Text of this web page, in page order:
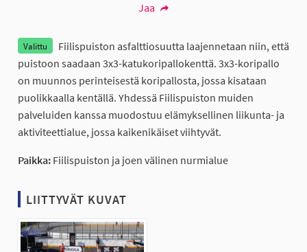
Jaa
Valittu
Fiilispuiston asfalttiosuutta laajennetaan niin, että
puistoon saadaan 3x3-katukoripallokenttä. 3x3-koripallo
on muunnos perinteisestä koripallosta, jossa kisataan
puolikkaalla kentällä. Yhdessä Fiilispuiston muiden
palveluiden kanssa muodostuu elämyksellinen liikunta- ja
aktiviteettialue, jossa kaikenikäiset viihtyvät.
Paikka: Fiilispuiston ja joen välinen nurmialue
LIITTYVÄT KUVAT